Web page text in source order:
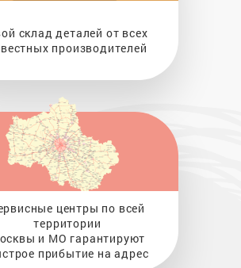
склад деталей от всех
производителей
центры по всей
территории
и МО гарантируют
прибытие на адрес